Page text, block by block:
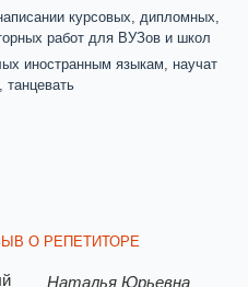
курсовых, дипломных,
работ для ВУЗов и школ
иностранным языкам, научат
танцевать
О РЕПЕТИТОРЕ
Наталья Юрьевна